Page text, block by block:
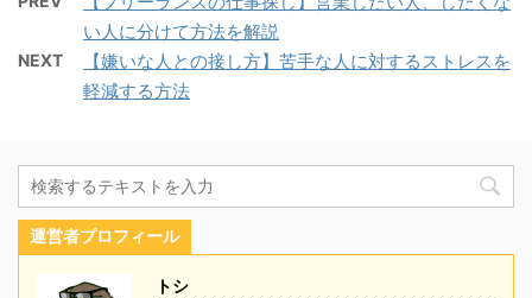
い人に分けて方法を解説
NEXT
【嫌いな人との接し方】苦手な人に対するストレスを
軽減する方法
運営者プロフィール
トシ